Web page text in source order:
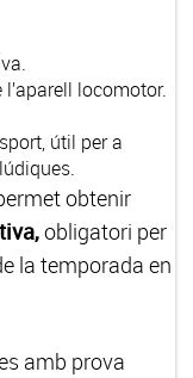
locomotor.
útil per a
obtenir
obligatori per
la temporada en
amb prova